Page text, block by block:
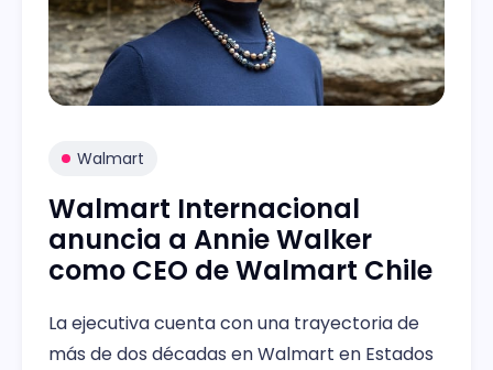
Walmart
Walmart Internacional
anuncia a Annie Walker
como CEO de Walmart Chile
La ejecutiva cuenta con una trayectoria de
más de dos décadas en Walmart en Estados